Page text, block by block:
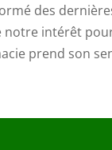
des
notre intérêt
prend son